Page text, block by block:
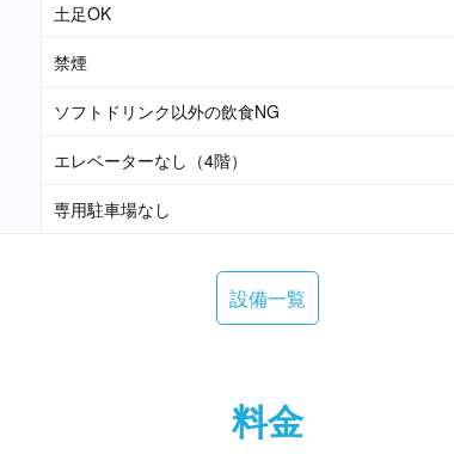
土足OK
禁煙
ソフトドリンク以外の飲食NG
エレベーターなし（4階）
専用駐車場なし
設備一覧
料金